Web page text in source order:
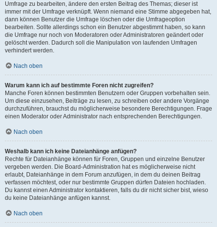
Umfrage zu bearbeiten, ändere den ersten Beitrag des Themas; dieser ist
immer mit der Umfrage verknüpft. Wenn niemand eine Stimme abgegeben hat,
dann können Benutzer die Umfrage löschen oder die Umfrageoption
bearbeiten. Sollte allerdings schon ein Benutzer abgestimmt haben, so kann
die Umfrage nur noch von Moderatoren oder Administratoren geändert oder
gelöscht werden. Dadurch soll die Manipulation von laufenden Umfragen
verhindert werden.
Nach oben
Warum kann ich auf bestimmte Foren nicht zugreifen?
Manche Foren können bestimmten Benutzern oder Gruppen vorbehalten sein.
Um diese einzusehen, Beiträge zu lesen, zu schreiben oder andere Vorgänge
durchzuführen, brauchst du möglicherweise besondere Berechtigungen. Frage
einen Moderator oder Administrator nach entsprechenden Berechtigungen.
Nach oben
Weshalb kann ich keine Dateianhänge anfügen?
Rechte für Dateianhänge können für Foren, Gruppen und einzelne Benutzer
vergeben werden. Die Board-Administration hat es möglicherweise nicht
erlaubt, Dateianhänge in dem Forum anzufügen, in dem du deinen Beitrag
verfassen möchtest, oder nur bestimmte Gruppen dürfen Dateien hochladen.
Du kannst einen Administrator kontaktieren, falls du dir nicht sicher bist, wieso
du keine Dateianhänge anfügen kannst.
Nach oben